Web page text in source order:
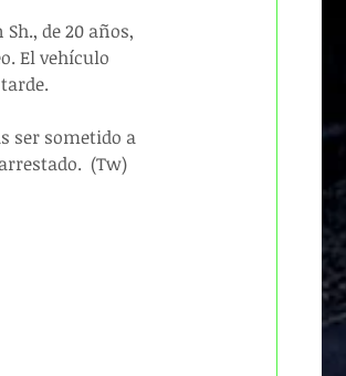
de 20 años,
El vehículo
ser sometido a
(Tw)